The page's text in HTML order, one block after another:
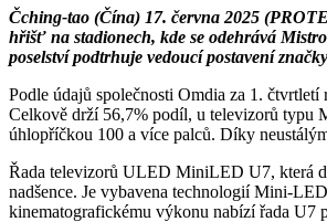
Čching-tao (Čína) 17. června 2025
hřišť na stadionech, kde se odehrává
poselství podtrhuje vedoucí postavení
Podle údajů společnosti Omdia za 1.
Celkově drží 56,7% podíl, u televizorů typu
úhlopříčkou 100 a více palců. Díky
Řada televizorů ULED MiniLED U7, která
nadšence. Je vybavena technologií Mini-
kinematografickému výkonu nabízí řada U7